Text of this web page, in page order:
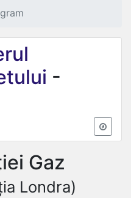
-
Gaz
Londra)